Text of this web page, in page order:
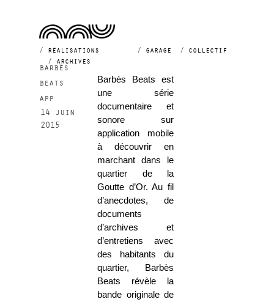
réalisations garage
collectif
archives
Tag Archives: goutte d’or
barbès
beats
app
14 juin
2015
Barbès Beats est
une série
documentaire et
sonore sur
application mobile
à découvrir en
marchant dans le
quartier de la
Goutte d’Or. Au fil
d’anecdotes, de
documents
d’archives et
d’entretiens avec
des habitants du
quartier, Barbès
Beats révèle la
bande originale de